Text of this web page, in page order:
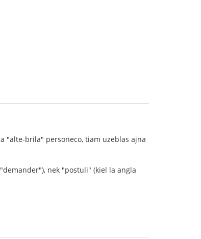
"alte-brila" personeco, tiam uzeblas ajna
nek "postuli" (kiel la angla